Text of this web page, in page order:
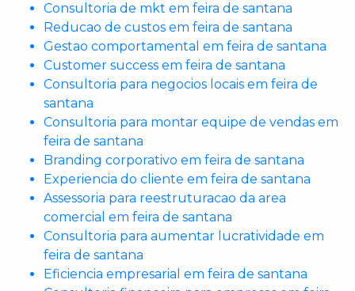
Consultoria de mkt em feira de santana
Reducao de custos em feira de santana
Gestao comportamental em feira de santana
Customer success em feira de santana
Consultoria para negocios locais em feira de
santana
Consultoria para montar equipe de vendas em
feira de santana
Branding corporativo em feira de santana
Experiencia do cliente em feira de santana
Assessoria para reestruturacao da area
comercial em feira de santana
Consultoria para aumentar lucratividade em
feira de santana
Eficiencia empresarial em feira de santana